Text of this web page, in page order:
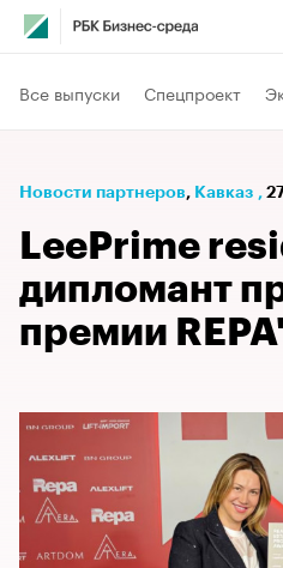
Все выпуски Спецпроект
Новости партнеров⁠, Кавказ ,
LeePrime
дипломант
премии